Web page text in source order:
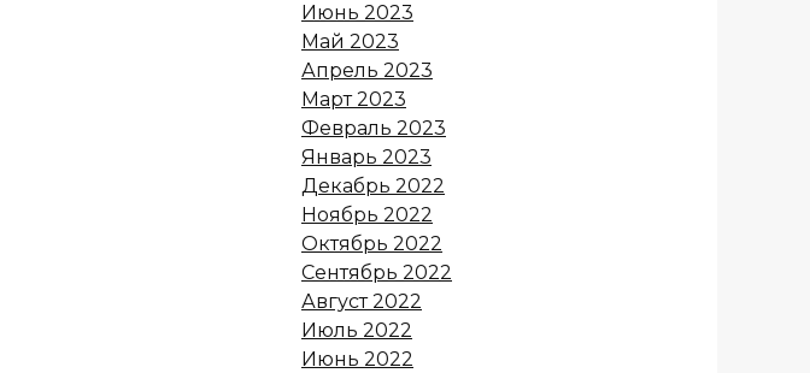
Июнь 2023
Май 2023
Апрель 2023
Март 2023
Февраль 2023
Январь 2023
Декабрь 2022
Ноябрь 2022
Октябрь 2022
Сентябрь 2022
Август 2022
Июль 2022
Июнь 2022